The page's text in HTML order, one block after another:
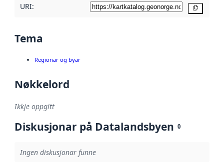
URI:
Tema
Regionar og byar
Nøkkelord
Ikkje oppgitt
Diskusjonar på Datalandsbyen 0
Ingen diskusjonar funne